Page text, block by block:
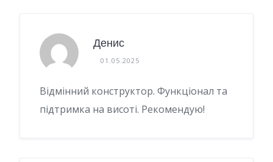
Денис
01.05.2025
Відмінний конструктор. Функціонал та
підтримка на висоті. Рекомендую!